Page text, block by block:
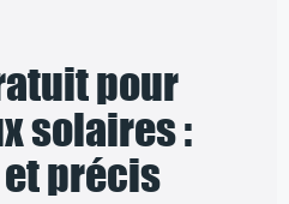
pour
solaires :
précis